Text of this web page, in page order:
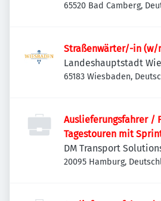
65520 Bad Camberg,
Straßenwärter/-in
Landeshauptstadt
65183 Wiesbaden,
Auslieferungsfahrer /
Tagestouren mit
DM Transport
20095 Hamburg,